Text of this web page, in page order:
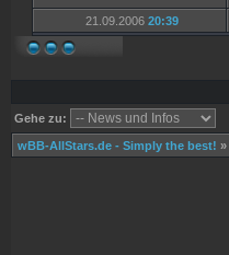
21.09.2006 20:39
Gehe zu:
wBB-AllStars.de - Simply the best! »